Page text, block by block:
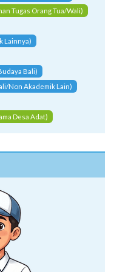
Tugas Orang Tua/Wali)
Lainnya)
Bali)
Non Akademik Lain)
Desa Adat)